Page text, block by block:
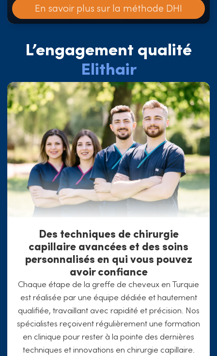
En savoir plus sur la méthode DHI
L’engagement qualité
Elithair
Des techniques de chirurgie
capillaire avancées et des soins
personnalisés en qui vous pouvez
avoir confiance
Chaque étape de la greffe de cheveux en Turquie
est réalisée par une équipe dédiée et hautement
qualifiée, travaillant avec rapidité et précision. Nos
spécialistes reçoivent régulièrement une formation
en clinique pour rester à la pointe des dernières
techniques et innovations en chirurgie capillaire.